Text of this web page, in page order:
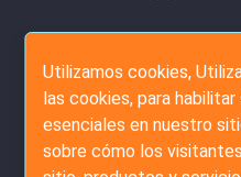
Utilizamos cookies,
las cookies, para
esenciales en nuestro
sobre cómo los